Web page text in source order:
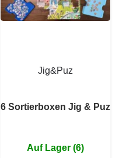
Jig&Puz
6 Sortierboxen Jig & Puz
Auf Lager (6)